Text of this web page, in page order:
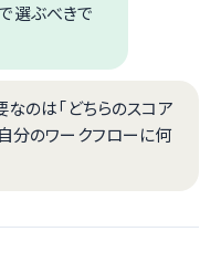
選ぶべきで
なのは「どちらのスコア
分のワークフローに何